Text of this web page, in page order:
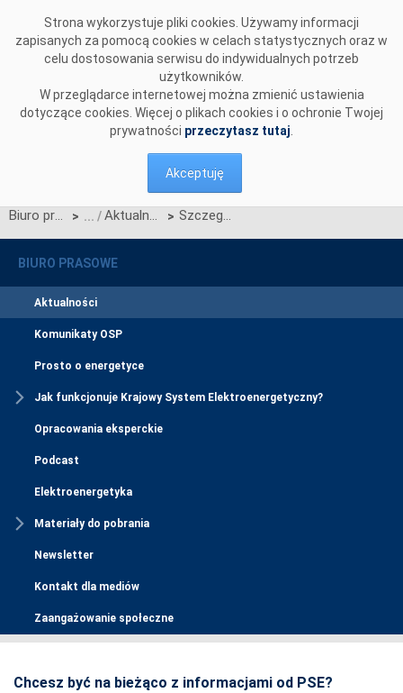
Strona wykorzystuje pliki cookies. Używamy informacji
zapisanych za pomocą cookies w celach statystycznych oraz w
celu dostosowania serwisu do indywidualnych potrzeb
użytkowników.
W przeglądarce internetowej można zmienić ustawienia
dotyczące cookies. Więcej o plikach cookies i o ochronie Twojej
prywatności przeczytasz tutaj
Akceptuję
Biuro prasowe > Aktualności > Szczegółowe harmonogramy aukcji dodatkowych na poszczególne kwartały roku dostaw 2026
BIURO PRASOWE
Aktualności
Komunikaty OSP
Prosto o energetyce
Jak funkcjonuje Krajowy System Elektroenergetyczny?
Opracowania eksperckie
Podcast
Elektroenergetyka
Materiały do pobrania
Newsletter
Kontakt dla mediów
Zaangażowanie społeczne
Chcesz być na bieżąco z informacjami od PSE?